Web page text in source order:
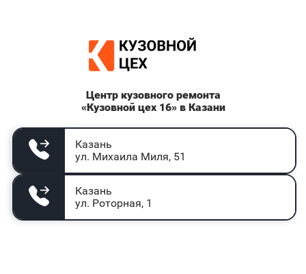
Центр кузовного ремонта
«Кузовной цех 16» в Казани
Казань
ул. Михаила Миля, 51
Казань
ул. Роторная, 1